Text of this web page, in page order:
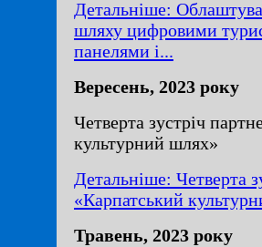
Детальніше:
шляху цифровими
панелями і...
Вересень, 2023 року
Четверта зустріч
культурний шлях»
Детальніше: Четверта
«Карпатський
Травень, 2023 року